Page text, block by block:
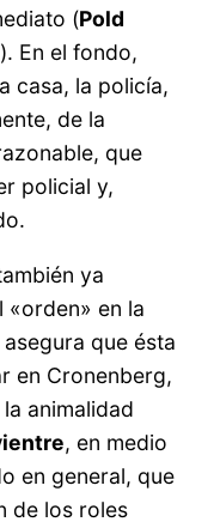
(Pold
). En el fondo,
casa, la policía,
de la
que
policial y,
ya
en la
que ésta
en Cronenberg,
animalidad
, en medio
en general, que
de los roles